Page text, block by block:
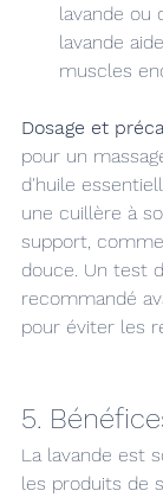
lavande ou
lavande
muscles
Dosage et
pour un
d'huile
une cuillère à
support,
douce. Un test
recommandé
pour éviter les
5.
La lavande est
les produits de